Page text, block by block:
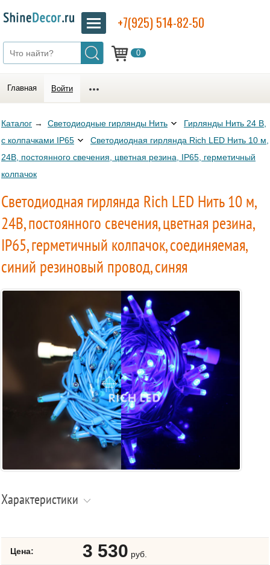
0
+7(925) 514-82-50
Главная Войти
Каталог → Светодиодные гирлянды Нить
Гирлянды Нить 24 В,
с колпачками IP65
Светодиодная гирлянда Rich LED Нить 10 м,
24В, постоянного свечения, цветная резина, IP65, герметичный
колпачок
Светодиодная гирлянда Rich LED Нить 10 м,
24В, постоянного свечения, цветная резина,
IP65, герметичный колпачок, соединяемая,
синий резиновый провод, синяя
Характеристики
Цена: 3 530 руб.